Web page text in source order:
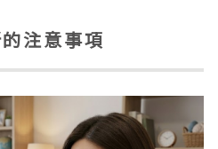
注意事項